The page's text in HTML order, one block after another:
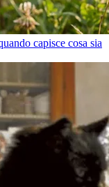
capisce cosa sia